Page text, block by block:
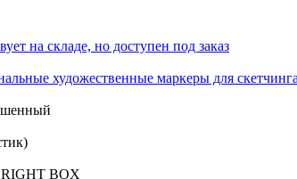
на складе, но доступен под заказ
BOX